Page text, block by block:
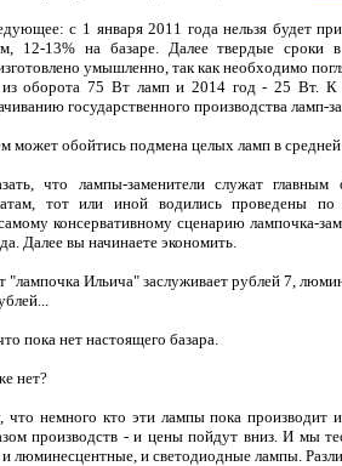
с 1 января 2011 года нельзя будет
12-13% на базаре. Далее твердые сроки
умышленно, так как необходимо
оборота 75 Вт ламп и 2014 год - 25 Вт. К
государственного производства ламп-
может обойтись подмена целых ламп в средней
что лампы-заменители служат
тот или иной водились проведены по
консервативному сценарию лампочка-
Далее вы начинаете экономить.
"лампочка Ильича" заслуживает рублей 7,
пока нет настоящего базара.
нет?
немного кто эти лампы пока производит
производств - и цены пойдут вниз. И мы
люминесцентные, и светодиодные лампы.